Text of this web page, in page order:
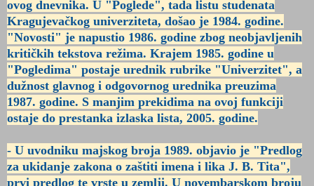
ovog dnevnika. U "Poglede", tada listu studenata
Kragujevačkog univerziteta, došao je 1984. godine.
"Novosti" je napustio 1986. godine zbog neobjavljenih
kritičkih tekstova režima. Krajem 1985. godine u
"Pogledima" postaje urednik rubrike "Univerzitet", a
dužnost glavnog i odgovornog urednika preuzima
1987. godine. S manjim prekidima na ovoj funkciji
ostaje do prestanka izlaska lista, 2005. godine.
- U uvodniku majskog broja 1989. objavio je "Predlog
za ukidanje zakona o zaštiti imena i lika J. B. Tita",
prvi predlog te vrste u zemlji. U novembarskom broju